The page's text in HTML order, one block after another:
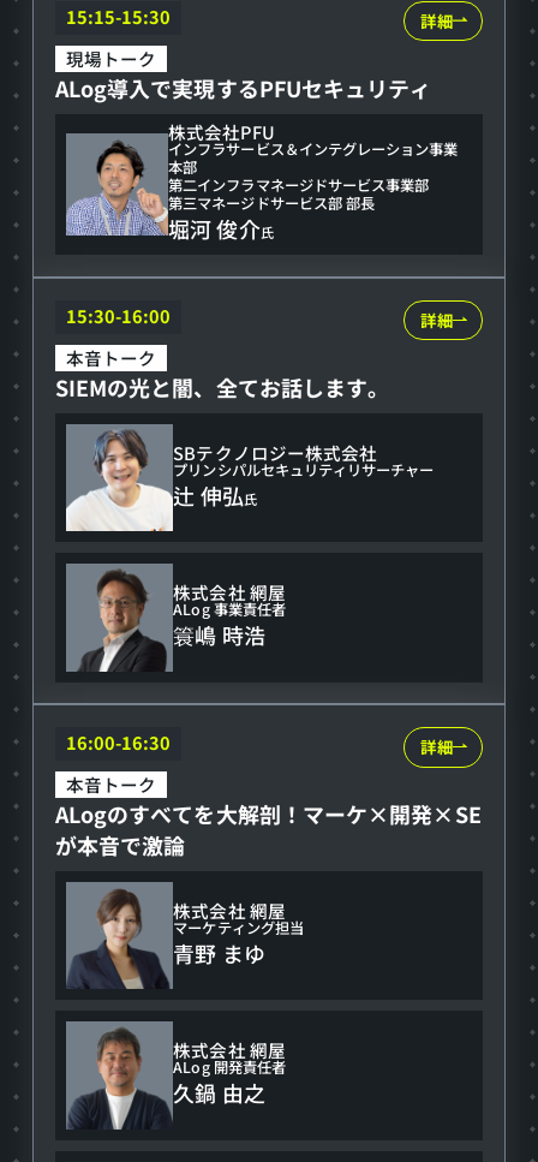
調
査
か
ら
前
検
知
の
ロ
グ
運
へ
ALog
導
入
で
現
す
る
PFU
セ
キ
ュ
テ
ィ
15:15-15:30
現場トーク
ALog導入で実現するPFUセキュリティ
株式会社PFU
インフラサービス＆インテグレーション事業
本部
第二インフラマネージドサービス事業部
第三マネージドサービス部 部長
堀河 俊介氏
詳細
SIEM
の
光
と
闇、
全
て
お
ま
す。
15:30-16:00
本音トーク
SIEMの光と闇、全てお話します。
SBテクノロジー株式会社
プリンシパルセキュリティリサーチャー
辻 伸弘氏
株式会社 網屋
ALog 事業責任者
簑嶋 時浩
詳細
ALog
の
す
べ
て
大
解
剖！
ー
ケ
16:00-16:30
本音トーク
ALogのすべてを大解剖！マーケ×開発×SE
が本音で激論
株式会社 網屋
マーケティング担当
青野 まゆ
株式会社 網屋
ALog 開発責任者
久鍋 由之
詳細